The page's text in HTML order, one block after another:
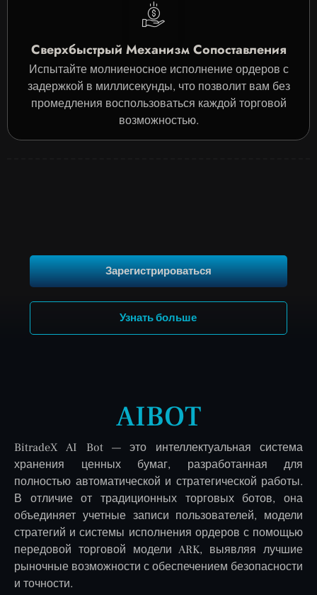
Сверхбыстрый Механизм Сопоставления
Испытайте молниеносное исполнение ордеров с
задержкой в миллисекунды, что позволит вам без
промедления воспользоваться каждой торговой
возможностью.
Зарегистрироваться
Узнать больше
AIBOT
BitradeX AI Bot — это интеллектуальная система
хранения ценных бумаг, разработанная для
полностью автоматической и стратегической работы.
В отличие от традиционных торговых ботов, она
объединяет учетные записи пользователей, модели
стратегий и системы исполнения ордеров с помощью
передовой торговой модели ARK, выявляя лучшие
рыночные возможности с обеспечением безопасности
и точности.